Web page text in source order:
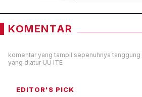
KOMENTAR
komentar yang tampil sepenuhnya
yang diatur UU ITE
EDITOR'S PICK